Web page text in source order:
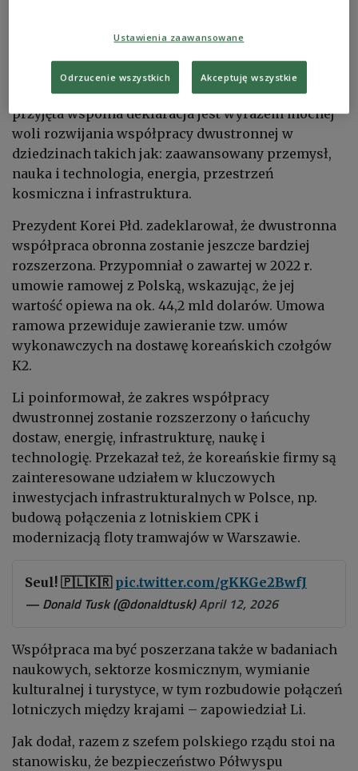
Podczas wspólnego wystąpienia Li powiedział, że
przyjęta wspólna deklaracja jest wyrazem mocnej
woli rozwijania współpracy dwustronnej w
dziedzinach takich jak: zaawansowany przemysł,
nauka i technologia, energia, przestrzeń
kosmiczna i infrastruktura.
Prezydent Korei Płd. zadeklarował, że dwustronna
współpraca obronna zostanie jeszcze bardziej
rozszerzona. Przypomniał o zawartej w 2022 r.
umowie ramowej z Polską, wskazując, że jej
wartość opiewa na ok. 44,2 mld dolarów. Umowa
ramowa przewiduje zawieranie tzw. umów
wykonawczych na dostawę koreańskich czołgów
K2.
Li poinformował, że zakres współpracy
dwustronnej zostanie rozszerzony o łańcuchy
dostaw, energię, infrastrukturę, naukę i
technologię. Przekazał też, że koreańskie firmy są
zainteresowane udziałem w kluczowych
inwestycjach infrastrukturalnych w Polsce, np.
budową połączenia z lotniskiem CPK i
modernizacją floty tramwajów w Warszawie.
Seul! 🇵🇱🇰🇷 pic.twitter.com/gKKGe2BwfJ
— Donald Tusk (@donaldtusk)April 12, 2026
Współpraca ma być poszerzana także w badaniach
naukowych, sektorze kosmicznym, wymianie
kulturalnej i turystyce, w tym rozbudowie połączeń
lotniczych między krajami – zapowiedział Li.
Jak dodał, razem z szefem polskiego rządu stoi na
stanowisku, że bezpieczeństwo Półwyspu
Ustawienia zaawansowane
Odrzucenie wszystkich Akceptuję wszystkie